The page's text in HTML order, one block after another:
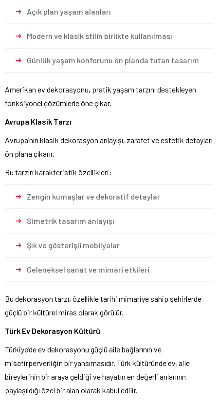
Açık plan yaşam alanları
Modern ve klasik stilin birlikte kullanılması
Günlük yaşam konforunu ön planda tutan tasarım
Amerikan ev dekorasyonu, pratik yaşam tarzını destekleyen
fonksiyonel çözümlerle öne çıkar.
Avrupa Klasik Tarzı
Avrupa’nın klasik dekorasyon anlayışı, zarafet ve estetik detayları
ön plana çıkarır.
Bu tarzın karakteristik özellikleri:
Zengin kumaşlar ve dekoratif detaylar
Simetrik tasarım anlayışı
Şık ve gösterişli mobilyalar
Geleneksel sanat ve mimari etkileri
Bu dekorasyon tarzı, özellikle tarihi mimariye sahip şehirlerde
güçlü bir kültürel miras olarak görülür.
Türk Ev Dekorasyon Kültürü
Türkiye’de ev dekorasyonu güçlü aile bağlarının ve
misafirperverliğin bir yansımasıdır. Türk kültüründe ev, aile
bireylerinin bir araya geldiği ve hayatın en değerli anlarının
paylaşıldığı özel bir alan olarak kabul edilir.